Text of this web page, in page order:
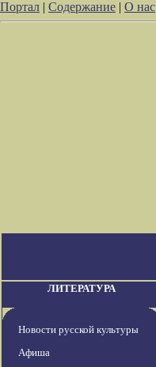
Портал | Содержание | О нас
ЛИТЕРАТУРА
Новости русской культуры
Афиша